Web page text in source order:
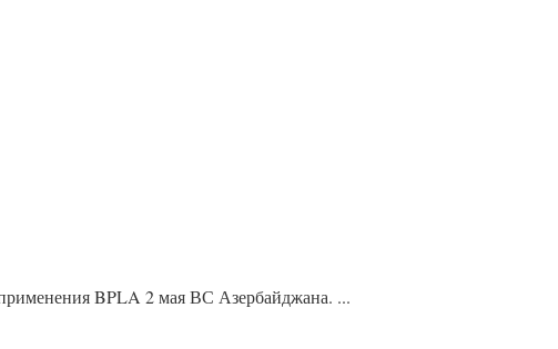
BPLA 2 мая ВС Азербайджана. ...